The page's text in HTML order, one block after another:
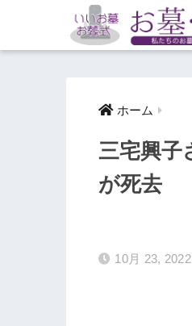
ホーム
三宅興子
が死去
10月 23, 2022